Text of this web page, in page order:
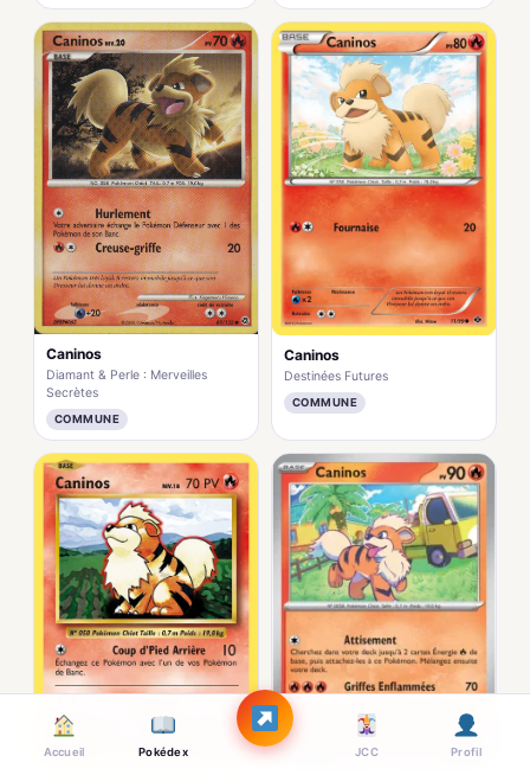
Caninos
Diamant & Perle : Merveilles
Secrètes
COMMUNE
Caninos
Destinées Futures
COMMUNE
Accueil Pokédex JCC Profil